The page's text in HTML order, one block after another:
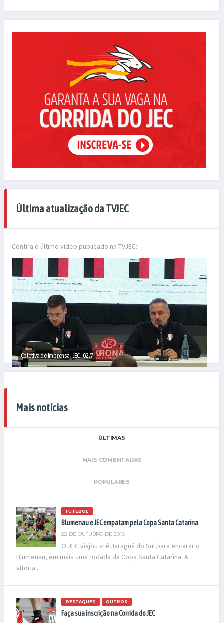
Última atualização da TVJEC
Confira o último vídeo publicado na TVJEC:
Coletiva de Imprensa - JEC - 02/7
Mais notícias
ÚLTIMAS
MAIS COMENTADAS
POPULARES
FUTEBOL
Blumenau e JEC empatam pela Copa Santa Catarina
22 DE OUTUBRO DE 2018
O JEC viajou até Jaraguá do Sul para encarar o
Blumenau, em mais uma rodada da Copa Santa Catarina. A
vitória...
DESTAQUES OUTROS
Faça sua inscrição na Corrida do JEC